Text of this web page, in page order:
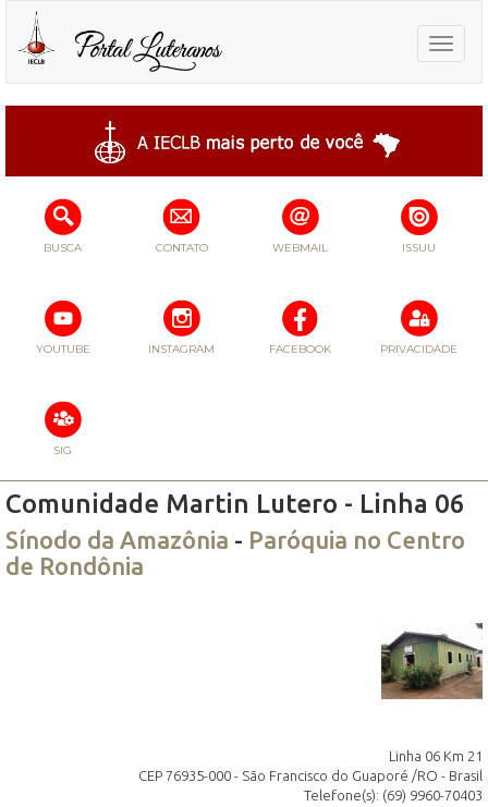
Toggle
BUSCA CONTATO WEBMAIL ISSUU
YOUTUBE INSTAGRAM FACEBOOK PRIVACIDADE
SIG
Comunidade Martin Lutero - Linha 06
Sínodo da Amazônia - Paróquia no Centro
de Rondônia
Linha 06 Km 21
CEP 76935-000 - São Francisco do Guaporé /RO - Brasil
Telefone(s): (69) 9960-70403